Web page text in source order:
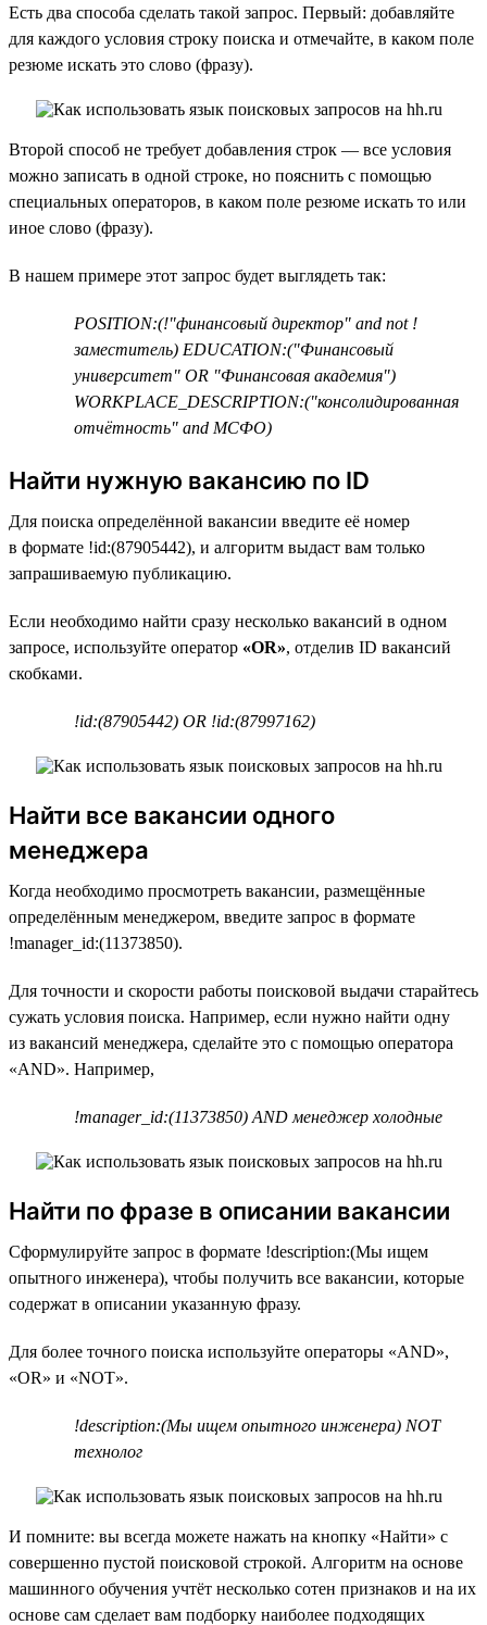
Есть два способа сделать такой запрос. Первый: добавляйте
для каждого условия строку поиска и отмечайте, в каком поле
резюме искать это слово (фразу).
Второй способ не требует добавления строк — все условия
можно записать в одной строке, но пояснить с помощью
специальных операторов, в каком поле резюме искать то или
иное слово (фразу).
В нашем примере этот запрос будет выглядеть так:
POSITION:(!"финансовый директор" and not !
заместитель) EDUCATION:("Финансовый
университет" OR "Финансовая академия")
WORKPLACE_DESCRIPTION:("консолидированная
отчётность" and МСФО)
Найти нужную вакансию по ID
Для поиска определённой вакансии введите её номер
в формате !id:(87905442), и алгоритм выдаст вам только
запрашиваемую публикацию.
Если необходимо найти сразу несколько вакансий в одном
запросе, используйте оператор «OR», отделив ID вакансий
скобками.
!id:(87905442) OR !id:(87997162)
Найти все вакансии одного
менеджера
Когда необходимо просмотреть вакансии, размещённые
определённым менеджером, введите запрос в формате
!manager_id:(11373850).
Для точности и скорости работы поисковой выдачи старайтесь
сужать условия поиска. Например, если нужно найти одну
из вакансий менеджера, сделайте это с помощью оператора
«AND». Например,
!manager_id:(11373850) AND менеджер холодные
Найти по фразе в описании вакансии
Сформулируйте запрос в формате !description:(Мы ищем
опытного инженера), чтобы получить все вакансии, которые
содержат в описании указанную фразу.
Для более точного поиска используйте операторы «AND»,
«OR» и «NOT».
!description:(Мы ищем опытного инженера) NOT
технолог
И помните: вы всегда можете нажать на кнопку «Найти» с
совершенно пустой поисковой строкой. Алгоритм на основе
машинного обучения учтёт несколько сотен признаков и на их
основе сам сделает вам подборку наиболее подходящих